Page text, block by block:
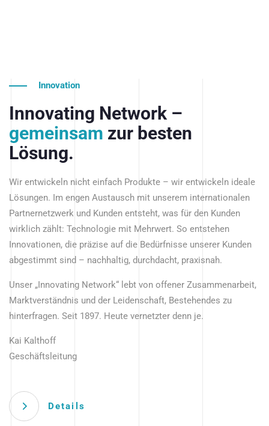
Innovation
Innovating Network –
gemeinsam zur besten
Lösung.
Wir entwickeln nicht einfach Produkte – wir entwickeln ideale
Lösungen. Im engen Austausch mit unserem internationalen
Partnernetzwerk und Kunden entsteht, was für den Kunden
wirklich zählt: Technologie mit Mehrwert. So entstehen
Innovationen, die präzise auf die Bedürfnisse unserer Kunden
abgestimmt sind – nachhaltig, durchdacht, praxisnah.
Unser „Innovating Network“ lebt von offener Zusammenarbeit,
Marktverständnis und der Leidenschaft, Bestehendes zu
hinterfragen. Seit 1897. Heute vernetzter denn je.
Kai Kalthoff
Geschäftsleitung
Details